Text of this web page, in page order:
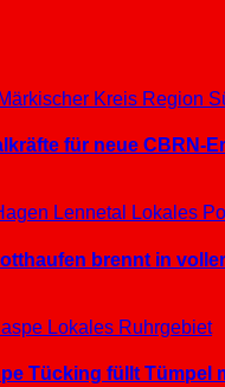
Märkischer Kreis Region
für neue CBRN-
Lennetal Lokales
brennt in
Lokales Ruhrgebiet
Tücking füllt Tümpel